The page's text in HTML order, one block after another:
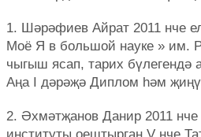
1. Шәрәфиев Айрат 2011 нче
Моё Я в большой науке » им.
чыгыш ясап, тарих
Аңа I дәрәҗә Диплом һәм
2. Әхмәтҗанов Данир 2011
институты оештырган V нче